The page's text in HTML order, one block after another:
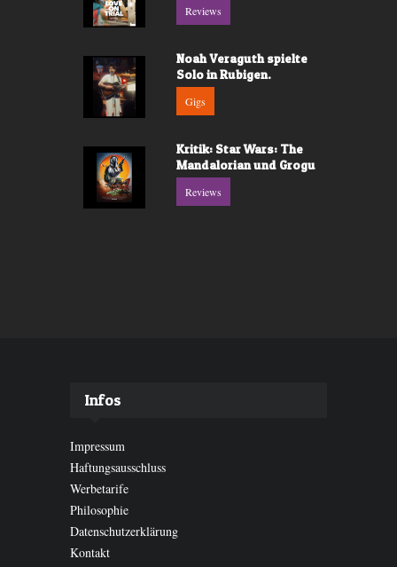
Reviews
Noah Veraguth spielte
Solo in Rubigen.
Gigs
Kritik: Star Wars: The
Mandalorian und Grogu
Reviews
Infos
Impressum
Haftungsausschluss
Werbetarife
Philosophie
Datenschutzerklärung
Kontakt